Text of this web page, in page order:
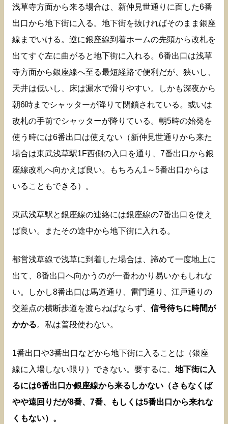
浅草寺方面から来る場合は、新仲見世通りに面した6番
出口から地下街に入る。地下街を抜ければそのまま銀座
線までいける。逆に銀座線到着ホームの先頭から改札を
出てすぐ左に曲がると地下街に入れる。6番出口は浅草
寺方面から銀座線へ至る最短経路で便利だが、狭いし、
天井は低いし、床は漏水で滑りやすい。しかも深夜から
朝6時までシャッターが降りて閉鎖されている。或いは
改札の手前でシャッターが降りている。朝5時の始発を
使う時には6番出口は使えない（新仲見世通りから来た
場合は東武浅草駅1F西側の入口を通り、7番出口から銀
座線改札へ向かえば良い。もちろん1～5番出口からは
いることもできる）。
東武浅草駅と銀座線の連絡には銀座線の7番出口を使え
ば良い。またその途中から地下街に入れる。
都営浅草線で浅草に到着した場合は、諦めて一度地上に
出て、8番出口へ向かうのが一番わかり易いかもしれな
い。しかし8番出口は馬道通り、雷門通り、江戸通りの
交差点の横断歩道を渡らねばならず、 信号待ちに時間が
かかる。私は普段使わない。
1番出口や3番出口などから地下街に入ることは（銀座
線に入場しない限り）できない。要するに、 地下街に入
るには6番出口か銀座線から来るしかない（さもなくば
やや遠回りだが8番、7番、もしくは5番出口から来れな
くもない）。